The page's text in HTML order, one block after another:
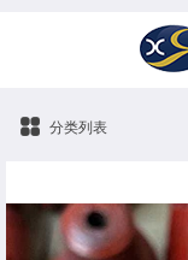
分类列表